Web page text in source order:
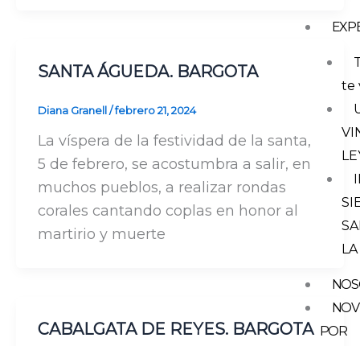
te
POR
SANTA ÁGUEDA. BARGOTA
Diana Granell/febrero 21, 2024
La víspera de la festividad de la santa,
5 de febrero, se acostumbra a salir, en
muchos pueblos, a realizar rondas
corales cantando coplas en honor al
martirio y muerte
CABALGATA DE REYES. BARGOTA